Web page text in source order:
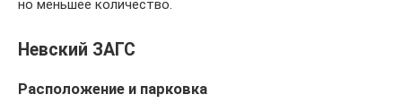
но меньшее количество.
Невский ЗАГС
Расположение и парковка